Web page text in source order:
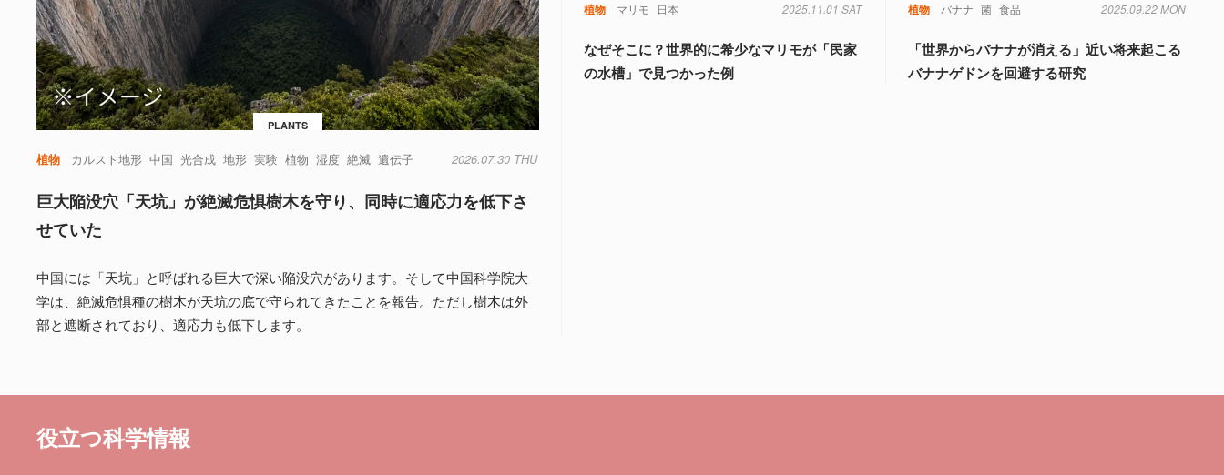
PLANTS
植物 カルスト地形 中国 光合成 地形 実験 植物 湿度 絶滅 遺伝子 2026.07.30 THU
巨大陥没穴「天坑」が絶滅危惧樹木を守り、同時に適応力を低下さ
せていた
中国には「天坑」と呼ばれる巨大で深い陥没穴があります。そして中国科学院大
学は、絶滅危惧種の樹木が天坑の底で守られてきたことを報告。ただし樹木は外
部と遮断されており、適応力も低下します。
植物 マリモ 日本 2025.11.01 SAT
なぜそこに？世界的に希少なマリモが「民家
の水槽」で見つかった例
植物 バナナ 菌 食品 2025.09.22 MON
「世界からバナナが消える」近い将来起こる
バナナゲドンを回避する研究
役立つ科学情報